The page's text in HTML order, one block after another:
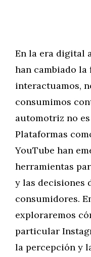
En la era digital
han cambiado la
interactuamos,
consumimos
automotriz no
Plataformas
YouTube han
herramientas
y las decisiones
consumidores.
exploraremos
particular
la percepción y